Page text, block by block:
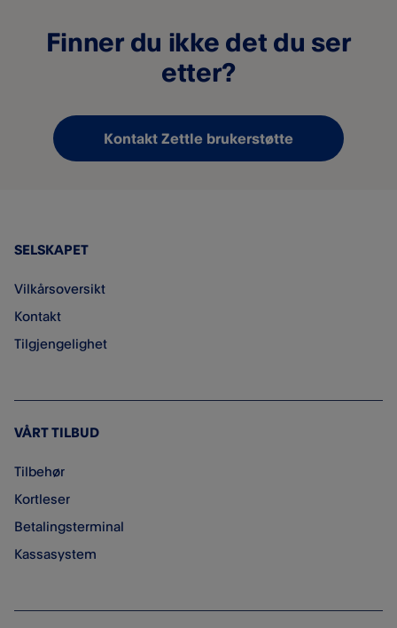
Finner du ikke det du ser
etter?
Kontakt Zettle brukerstøtte
SELSKAPET
Vilkårsoversikt
Kontakt
Tilgjengelighet
VÅRT TILBUD
Tilbehør
Kortleser
Betalingsterminal
Kassasystem